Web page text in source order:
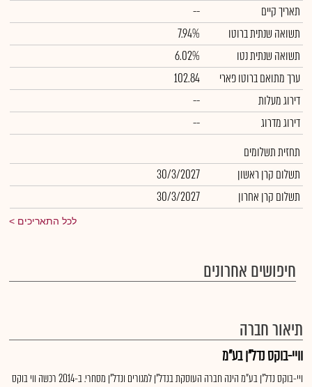
תאריך קיים
--
תשואה שנתית ברוטו
7.94%
תשואה שנתית נטו
6.02%
ערך מתואם ברוטו פארי
102.84
דירוג מעלות
--
דירוג מדרוג
--
תחזית תשלומים
תשלום קרן ראשון
30/3/2027
תשלום קרן אחרון
30/3/2027
לכל התאריכים
חיפושים אחרונים
תיאור חברה
וויי-בוקס נדל"ן בע"מ
ויי-בוקס נדל"ן בע"מ הינה חברה העוסקת בנדל"ן למגורים ונדל"ן מסחרי. ב-2014 רכשה ווי בוקס